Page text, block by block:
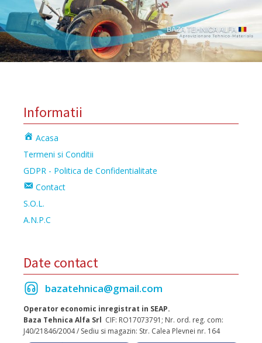
Informatii
Acasa
Termeni si Conditii
GDPR - Politica de Confidentialitate
Contact
S.O.L.
A.N.P.C
Date contact
bazatehnica@gmail.com
Operator economic inregistrat in SEAP.
Baza Tehnica Alfa Srl CIF: RO17073791; Nr. ord. reg. com:
J40/21846/2004 / Sediu si magazin: Str. Calea Plevnei nr. 164